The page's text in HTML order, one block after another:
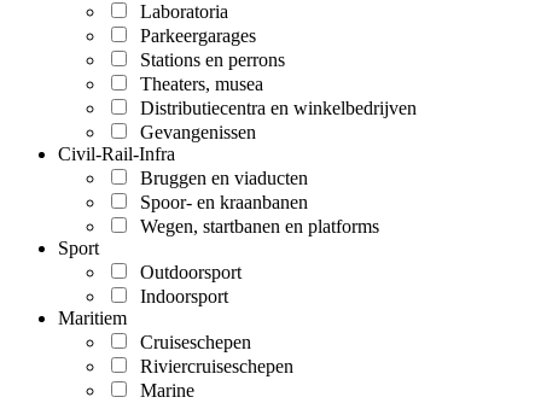
Laboratoria
Parkeergarages
Stations en perrons
Theaters, musea
Distributiecentra en winkelbedrijven
Gevangenissen
Civil-Rail-Infra
Bruggen en viaducten
Spoor- en kraanbanen
Wegen, startbanen en platforms
Sport
Outdoorsport
Indoorsport
Maritiem
Cruiseschepen
Riviercruiseschepen
Marine